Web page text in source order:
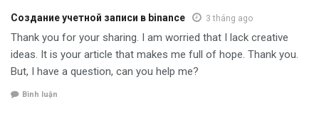
Создание учетной записи в binance 3 tháng ago
Thank you for your sharing. I am worried that I lack creative
ideas. It is your article that makes me full of hope. Thank you.
But, I have a question, can you help me?
Bình luận